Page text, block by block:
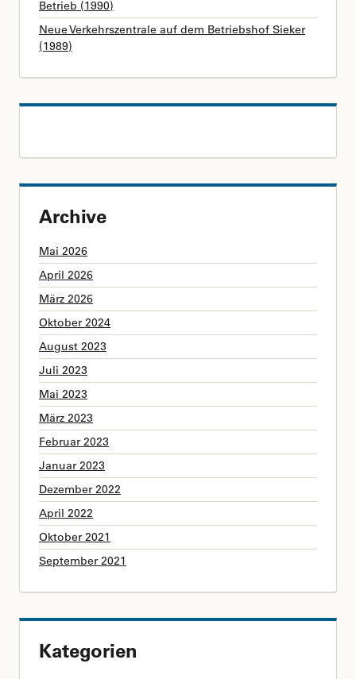
Betrieb (1990)
Neue Verkehrszentrale auf dem Betriebshof Sieker
(1989)
Archive
Mai 2026
April 2026
März 2026
Oktober 2024
August 2023
Juli 2023
Mai 2023
März 2023
Februar 2023
Januar 2023
Dezember 2022
April 2022
Oktober 2021
September 2021
Kategorien